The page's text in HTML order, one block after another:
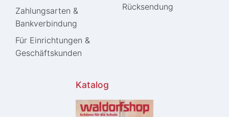
Zahlungsarten &
Bankverbindung
Für Einrichtungen &
Geschäftskunden
Rücksendung
Katalog